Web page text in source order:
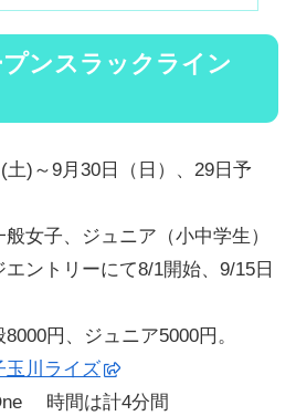
ンスラックライン
土)～9月30日（日）、29日予
女子、ジュニア（小中学生）
ントリーにて8/1開始、9/15日
円、ジュニア5000円。
玉川ライズ
時間は計4分間